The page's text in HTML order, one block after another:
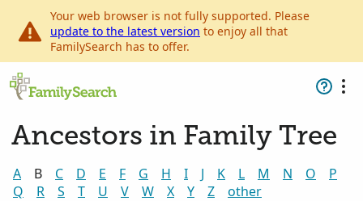
Your web browser is not fully supported. Please
update to the latest version to enjoy all that
FamilySearch has to offer.
Ancestors in Family Tree
A B C D E F G H I J K L M N O
P
Q
R S T U V W X Y Z other